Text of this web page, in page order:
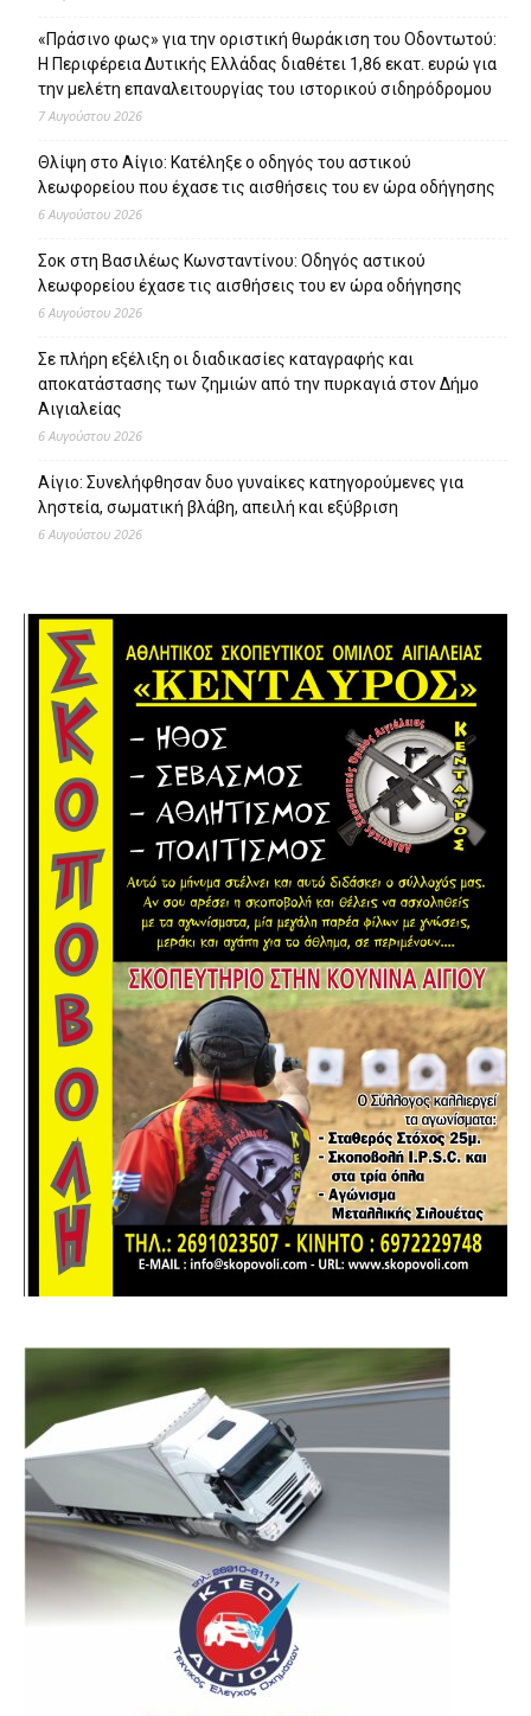
«Πράσινο φως» για την οριστική θωράκιση του Οδοντωτού:
Η Περιφέρεια Δυτικής Ελλάδας διαθέτει 1,86 εκατ. ευρώ για
την μελέτη επαναλειτουργίας του ιστορικού σιδηρόδρομου
7 Αυγούστου 2026
Θλίψη στο Αίγιο: Κατέληξε ο οδηγός του αστικού
λεωφορείου που έχασε τις αισθήσεις του εν ώρα οδήγησης
6 Αυγούστου 2026
Σοκ στη Βασιλέως Κωνσταντίνου: Οδηγός αστικού
λεωφορείου έχασε τις αισθήσεις του εν ώρα οδήγησης
6 Αυγούστου 2026
Σε πλήρη εξέλιξη οι διαδικασίες καταγραφής και
αποκατάστασης των ζημιών από την πυρκαγιά στον Δήμο
Αιγιαλείας
6 Αυγούστου 2026
Αίγιο: Συνελήφθησαν δυο γυναίκες κατηγορούμενες για
ληστεία, σωματική βλάβη, απειλή και εξύβριση
6 Αυγούστου 2026